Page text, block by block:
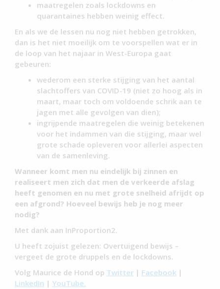
maatregelen zoals lockdowns en
quarantaines hebben weinig effect.
En als we de lessen nu nog niet hebben getrokken,
dan is het niet moeilijk om te voorspellen wat er in
de loop van het najaar in West-Europa gaat
gebeuren:
wederom een sterke stijging van het aantal
slachtoffers van COVID-19 (niet zo hoog als in
maart, maar toch om voldoende schrik aan te
jagen met alle gevolgen van dien);
ingrijpende maatregelen die weinig betekenen
voor het indammen van die stijging, maar wel
grote schade opleveren voor allerlei aspecten
van de samenleving.
Wanneer komt men nu eindelijk bij zinnen en
realiseert men zich dat men de verkeerde afslag
heeft genomen en nu met grote snelheid afrijdt op
een afgrond? Hoeveel bewijs heb je nog meer
nodig?
Met dank aan InProportion2.
U heeft zojuist gelezen: Overtuigend bewijs –
vergeet de grote druppels en de lockdowns.
Volg Maurice de Hond op Twitter | Facebook |
LinkedIn | YouTube.